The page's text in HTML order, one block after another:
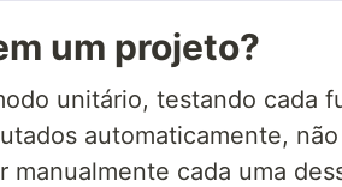
um projeto?
unitário, testando cada
automaticamente,
cada uma